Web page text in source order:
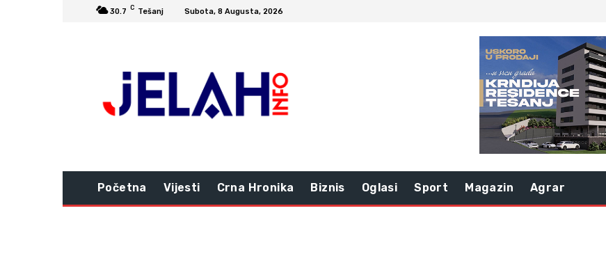
30.7 C Tešanj Subota, 8 Augusta, 2026
Početna Vijesti Crna Hronika Biznis Oglasi Sport Magazin Agrar